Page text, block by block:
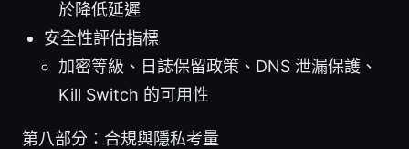
於降低延遲
安全性評估指標
加密等級、日誌保留政策、DNS 泄漏保護、
Kill Switch 的可用性
第八部分：合規與隱私考量